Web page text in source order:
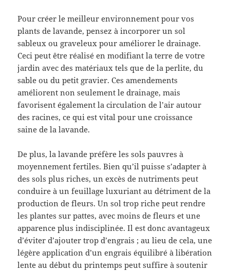
Pour créer le meilleur environnement pour vos
plants de lavande, pensez à incorporer un sol
sableux ou graveleux pour améliorer le drainage.
Ceci peut être réalisé en modifiant la terre de votre
jardin avec des matériaux tels que de la perlite, du
sable ou du petit gravier. Ces amendements
améliorent non seulement le drainage, mais
favorisent également la circulation de l’air autour
des racines, ce qui est vital pour une croissance
saine de la lavande.
De plus, la lavande préfère les sols pauvres à
moyennement fertiles. Bien qu’il puisse s’adapter à
des sols plus riches, un excès de nutriments peut
conduire à un feuillage luxuriant au détriment de la
production de fleurs. Un sol trop riche peut rendre
les plantes sur pattes, avec moins de fleurs et une
apparence plus indisciplinée. Il est donc avantageux
d’éviter d’ajouter trop d’engrais ; au lieu de cela, une
légère application d’un engrais équilibré à libération
lente au début du printemps peut suffire à soutenir